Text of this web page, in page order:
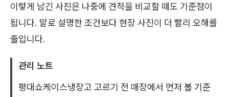
이렇게 남긴 사진은 나중에 견적을 비교할 때도 기준점이
됩니다. 말로 설명한 조건보다 현장 사진이 더 빨리 오해를
줄입니다.
관리 노트
평대쇼케이스냉장고 고르기 전 매장에서 먼저 볼 기준